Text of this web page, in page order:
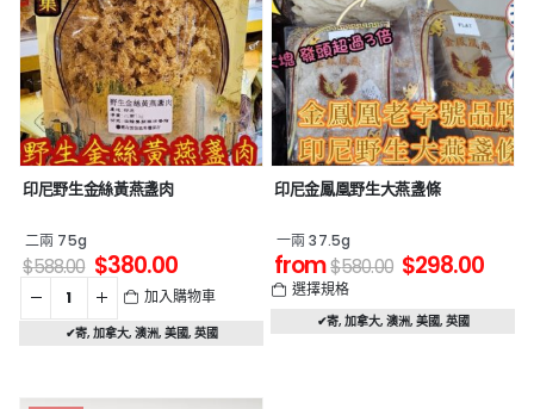
印尼野生金絲黃燕盞肉
二兩 75g
$588.00 $380.00
加入購物車
✔寄, 加拿大, 澳洲, 美國, 英國
印尼金鳳凰野生大燕盞條
一兩 37.5g
from$580.00 $298.00
選擇規格
✔寄, 加拿大, 澳洲, 美國, 英國